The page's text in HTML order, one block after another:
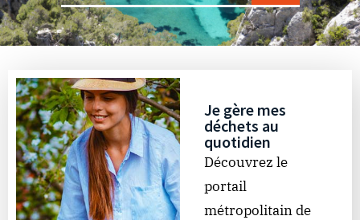
Je gère mes
déchets au
quotidien
Découvrez le
portail
métropolitain de